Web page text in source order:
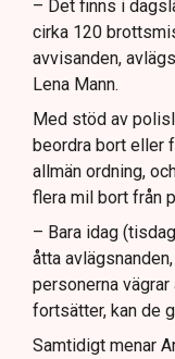
– Det finns i
cirka 120
avvisanden,
Lena Mann.
Med stöd av
beordra bort eller
allmän ordning,
flera mil bort från
– Bara idag
åtta
personerna
fortsätter, kan de
Samtidigt menar